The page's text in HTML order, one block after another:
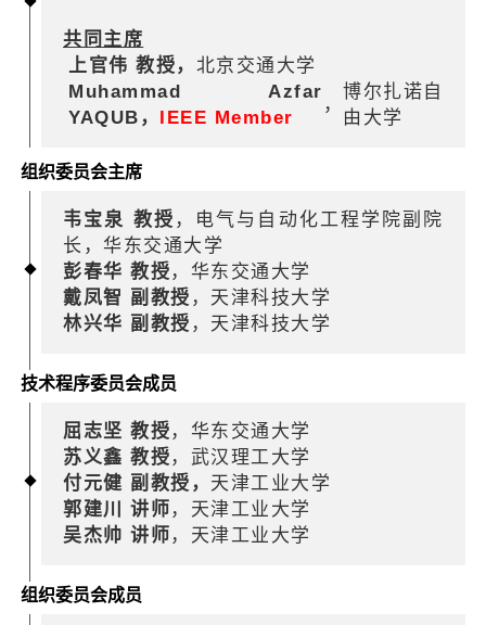
共同主席
上官伟 教授 ， 北京交通大学
Muhammad Azfar
YAQUB，
IEEE Member
，
博尔扎诺自
由大学
组织委员会主席
韦宝泉 教授 ，电气与自动化工程学院副院
长，华东交通大学
彭春华 教授 ，华东交通大学
戴凤智 副教授 ，天津科技大学
林兴华 副教授 ，天津科技大学
技术程序委员会成员
屈志坚 教授 ，华东交通大学
苏义鑫 教授 ，武汉理工大学
付元健 副教授 ， 天津工业大学
郭建川 讲师 ， 天津工业大学
吴杰帅 讲师 ，天津工业大学
组织委员会成员